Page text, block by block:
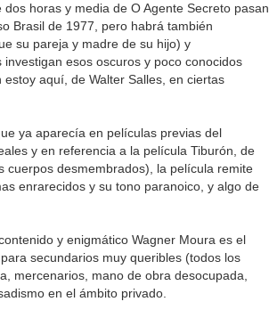
horas y media de O Agente Secreto pasan
Brasil de 1977, pero habrá también
su pareja y madre de su hijo) y
esos oscuros y poco conocidos
aquí, de Walter Salles, en ciertas
ya aparecía en películas previas del
y en referencia a la película Tiburón, de
cuerpos desmembrados), la película remite
enrarecidos y su tono paranoico, y algo de
y enigmático Wagner Moura es el
secundarios muy queribles (todos los
mercenarios, mano de obra desocupada,
en el ámbito privado.